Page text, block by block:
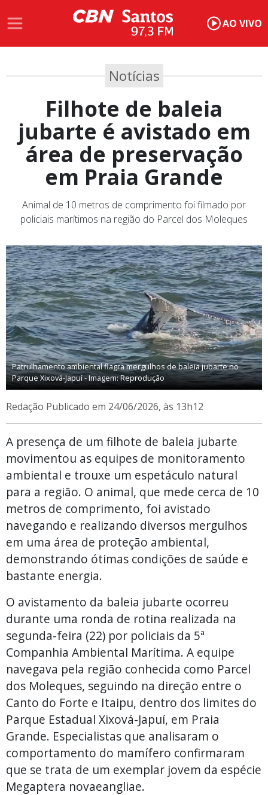
AO VIVO
Notícias
Filhote de baleia
jubarte é avistado em
área de preservação
em Praia Grande
Animal de 10 metros de comprimento foi filmado por
policiais marítimos na região do Parcel dos Moleques
Patrulhamento ambiental flagra mergulhos de baleia jubarte no
Parque Xixová-Japuí - Imagem: Reprodução
Redação Publicado em 24/06/2026, às 13h12
A presença de um filhote de baleia jubarte
movimentou as equipes de monitoramento
ambiental e trouxe um espetáculo natural
para a região. O animal, que mede cerca de 10
metros de comprimento, foi avistado
navegando e realizando diversos mergulhos
em uma área de proteção ambiental,
demonstrando ótimas condições de saúde e
bastante energia.
O avistamento da baleia jubarte ocorreu
durante uma ronda de rotina realizada na
segunda-feira (22) por policiais da 5ª
Companhia Ambiental Marítima. A equipe
navegava pela região conhecida como Parcel
dos Moleques, seguindo na direção entre o
Canto do Forte e Itaipu, dentro dos limites do
Parque Estadual Xixová-Japuí, em Praia
Grande. Especialistas que analisaram o
comportamento do mamífero confirmaram
que se trata de um exemplar jovem da espécie
Megaptera novaeangliae.